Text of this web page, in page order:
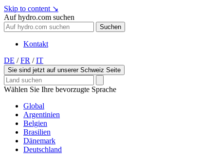
Skip to content ↘
Auf hydro.com suchen
Suchen
Kontakt
DE / FR / IT
Sie sind jetzt auf unserer Schweiz Seite
Wählen Sie Ihre bevorzugte Sprache
Global
Argentinien
Belgien
Brasilien
Dänemark
Deutschland